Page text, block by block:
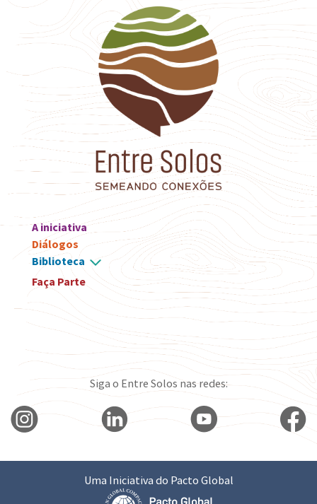
A iniciativa
Diálogos
Biblioteca
Faça Parte
Siga o Entre Solos nas redes:
Uma Iniciativa do Pacto Global